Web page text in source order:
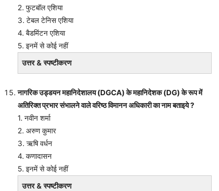
2. फुटबॉल एशिया
3. टेबल टेनिस एशिया
4. बैडमिंटन एशिया
5. इनमें से कोई नहीं
उत्तर & स्पष्टीकरण
नागरिक उड्डयन महानिदेशालय (DGCA) के महानिदेशक (DG) के रूप में
अतिरिक्त प्रभार संभालने वाले वरिष्ठ विमानन अधिकारी का नाम बताइये ?
1. नवीन शर्मा
2. अरुण कुमार
3. ऋषि वर्धन
4. कणादासन
5. इनमें से कोई नहीं
उत्तर & स्पष्टीकरण